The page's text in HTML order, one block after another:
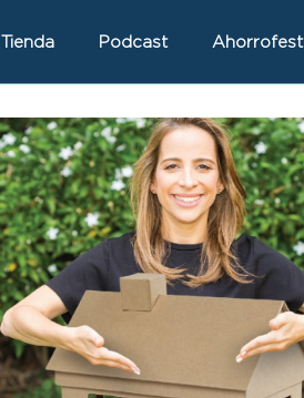
Tienda Podcast Ahorrofest